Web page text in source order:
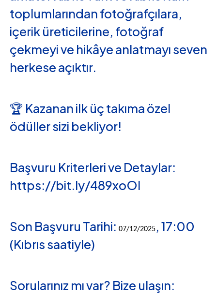
toplumlarından fotoğrafçılara,
içerik üreticilerine, fotoğraf
çekmeyi ve hikâye anlatmayı seven
herkese açıktır.
🏆 Kazanan ilk üç takıma özel
ödüller sizi bekliyor!
Başvuru Kriterleri ve Detaylar:
https://bit.ly/489xoOI
Son Başvuru Tarihi: 07/12/2025, 17:00
(Kıbrıs saatiyle)
Sorularınız mı var? Bize ulaşın: